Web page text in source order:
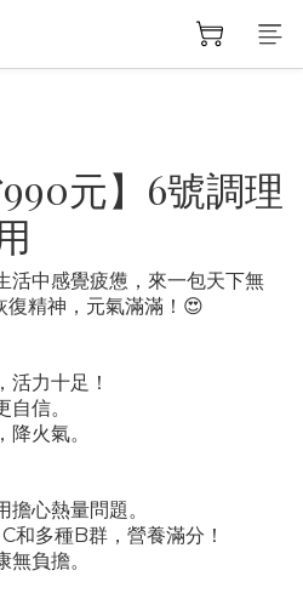
元】6號調理
活中感覺疲憊，來一包天下無
復精神，元氣滿滿！😍
活力十足！
信。
火氣。
心熱量問題。
和多種B群，營養滿分！
負擔。